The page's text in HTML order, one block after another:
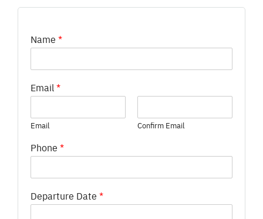
Name *
Email*
Email Confirm Email
Phone *
Departure Date *